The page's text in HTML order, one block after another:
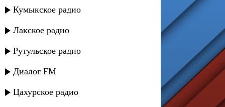
Кумыкское радио
Лакское радио
Рутульское радио
Диалог FM
Цахурское радио